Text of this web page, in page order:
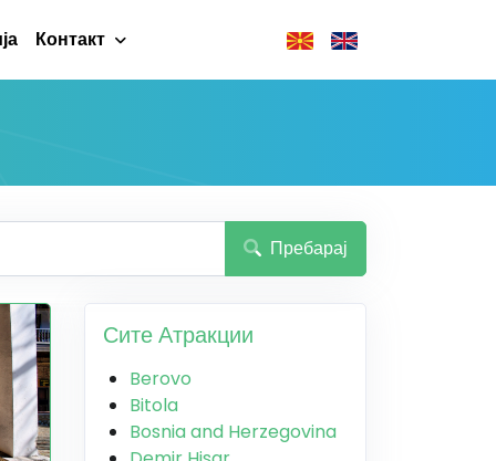
Контакт
Пребарај
Сите Атракции
Berovo
Bitola
Bosnia and Herzegovina